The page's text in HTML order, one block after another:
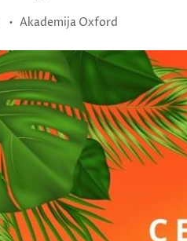
• Akademija Oxford